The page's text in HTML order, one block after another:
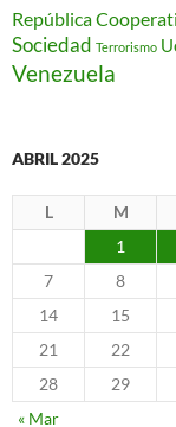
República
Sociedad Terrorismo
Venezuela
ABRIL 2025
L M
1
7
8
14
15
21
22
28
29
« Mar